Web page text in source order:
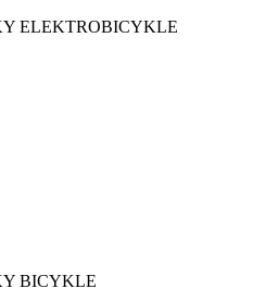
ELEKTROBICYKLE
BICYKLE